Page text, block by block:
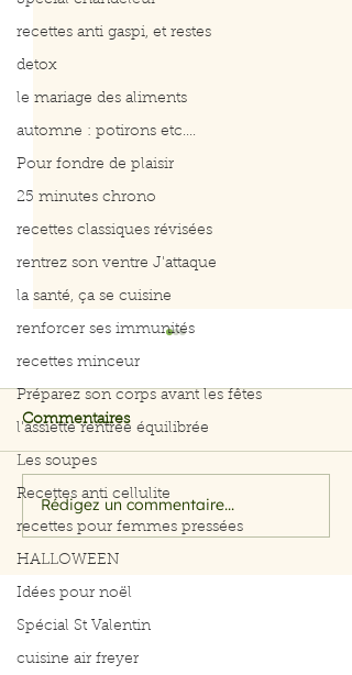
recettes anti gaspi, et restes
detox
le mariage des aliments
automne : potirons etc....
Pour fondre de plaisir
25 minutes chrono
recettes classiques révisées
rentrez son ventre J'attaque
la santé, ça se cuisine
renforcer ses immunités
recettes minceur
Préparez son corps avant les fêtes
l'assiette rentrée équilibrée
Les soupes
Recettes anti cellulite
recettes pour femmes pressées
HALLOWEEN
Idées pour noël
Spécial St Valentin
cuisine air freyer
Filet de saumon aux
herbes et citron
Commentaires
Rédigez un commentaire...